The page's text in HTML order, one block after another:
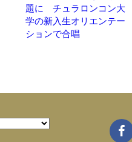
題に チュラロンコン大
学の新入生オリエンテー
ションで合唱